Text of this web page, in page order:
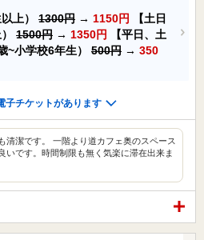
上） 1300円 → 1150円
【土日
1500円 → 1350円
【平日、土
~小学校6年生） 500円 → 350
子チケットがあります
清潔です。 一階より道カフェ奥のスペース
いです。時間制限も無く気楽に滞在出来ま